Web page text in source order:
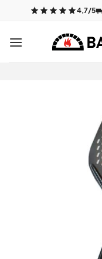
innhold
4,7/5